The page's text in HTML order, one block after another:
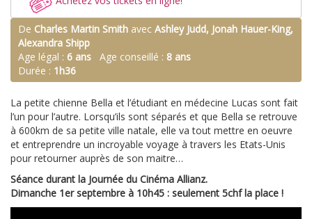
De Charles Martin Smith avec Ashley Judd, Jonah Hauer-King,
Alexandra Shipp
Age légal : 6 ans Age conseillé : 8 ans
Durée : 1h36
La petite chienne Bella et l’étudiant en médecine Lucas sont fait
l’un pour l’autre. Lorsqu’ils sont séparés et que Bella se retrouve
à 600km de sa petite ville natale, elle va tout mettre en oeuvre
et entreprendre un incroyable voyage à travers les Etats-Unis
pour retourner auprès de son maitre…
Séance durant la Journée du Cinéma Allianz.
Dimanche 1er septembre à 10h45 : seulement 5chf la place !